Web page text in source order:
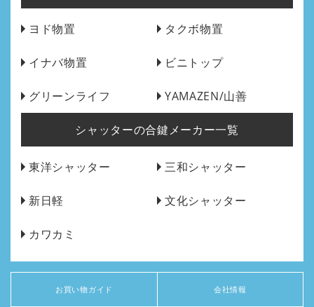
ヨド物置 タクボ物置
イナバ物置 ビニトップ
グリーンライフ YAMAZEN/山善
シャッターの合鍵メーカー一覧
東洋シャッター 三和シャッター
新日軽 文化シャッター
カワカミ
お買い物ガイド 会社情報